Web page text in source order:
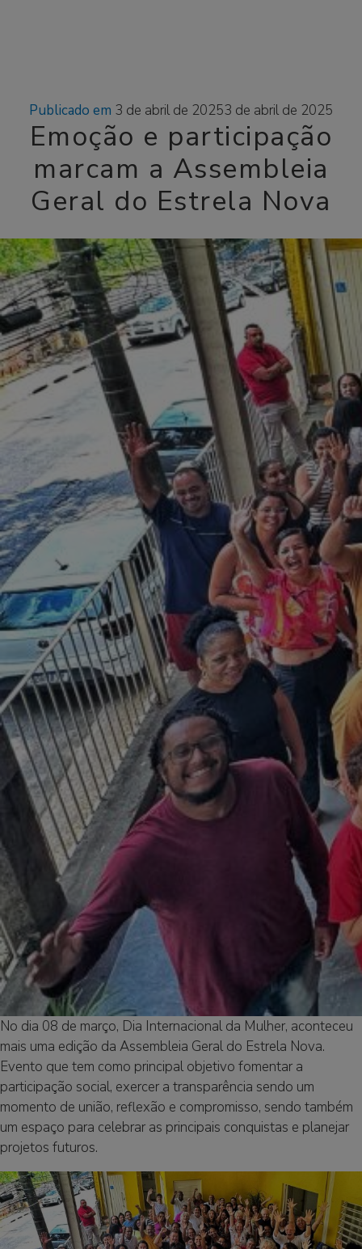
Publicado em 3 de abril de 20253 de abril de 2025
Emoção e participação
marcam a Assembleia
Geral do Estrela Nova
No dia 08 de março, Dia Internacional da Mulher, aconteceu
mais uma edição da Assembleia Geral do Estrela Nova.
Evento que tem como principal objetivo fomentar a
participação social, exercer a transparência sendo um
momento de união, reflexão e compromisso, sendo também
um espaço para celebrar as principais conquistas e planejar
projetos futuros.